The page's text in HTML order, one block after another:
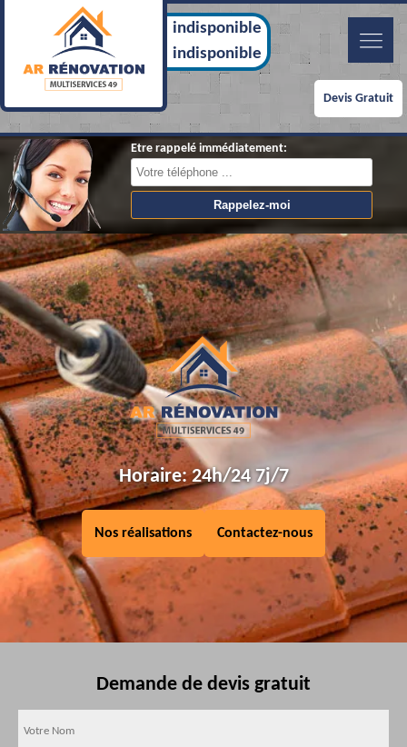
indisponible
indisponible
Devis Gratuit
Etre rappelé immédiatement:
Horaire: 24h/24 7j/7
Nos réalisations Contactez-nous
Demande de devis gratuit